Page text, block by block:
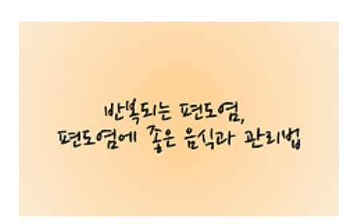
변에 염증을 유발하고 심각한 경우 발열과 합병증까지 동반합니다. 각각
의 시너지 효과 6. 커큐민 영양제 선택 시 고려할 사항 커큐민 영양..